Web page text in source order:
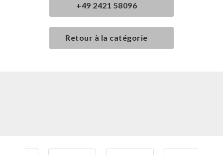
+49 2421 58096
Retour à la catégorie